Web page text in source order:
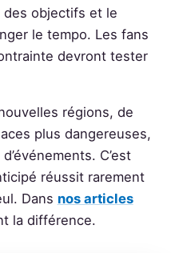
des objectifs et le
le tempo. Les fans
devront tester
régions, de
plus dangereuses,
C’est
réussit rarement
Dans nos articles
la différence.